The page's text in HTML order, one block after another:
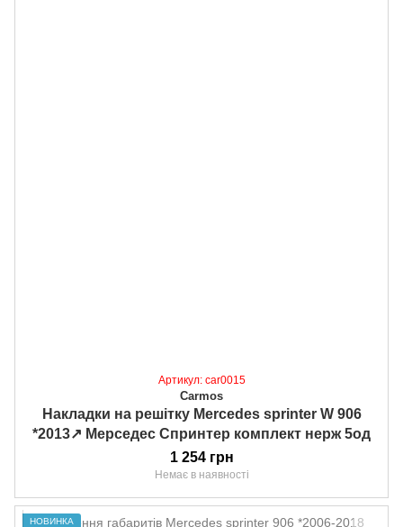
Артикул: car0015
Carmos
Накладки на решітку Mercedes sprinter W 906
*2013↗ Мерседес Спринтер комплект нерж 5од
1 254 грн
Немає в наявності
НОВИНКА